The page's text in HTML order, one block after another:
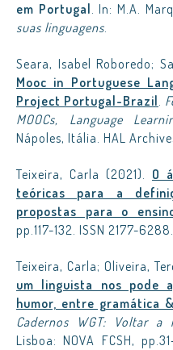
em Portugal. In: M.A.
suas linguagens.
Seara, Isabel Roboredo;
Mooc in Portuguese
Project Portugal-Brazil.
MOOCs, Language
Nápoles, Itália. HAL
Teixeira, Carla (2021). O
teóricas para a
propostas para o
pp.117-132. ISSN 2177-6288.
Teixeira, Carla; Oliveira,
um linguista nos pode
humor, entre gramática
Cadernos WGT: Voltar
Lisboa: NOVA FCSH,